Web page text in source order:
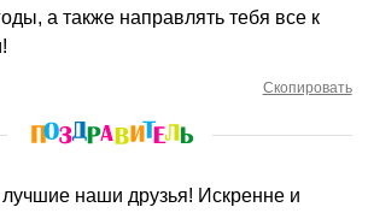
а также направлять тебя все к
Скопировать